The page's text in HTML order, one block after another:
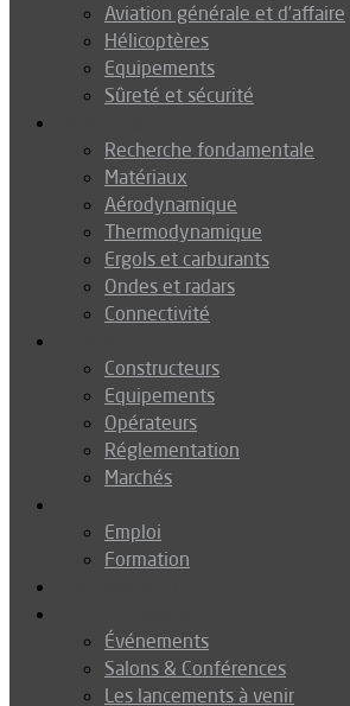
Aviation générale et d’affaire
Hélicoptères
Equipements
Sûreté et sécurité
Recherche fondamentale
Matériaux
Aérodynamique
Thermodynamique
Ergols et carburants
Ondes et radars
Connectivité
Constructeurs
Equipements
Opérateurs
Réglementation
Marchés
Emploi
Formation
Événements
Salons & Conférences
Les lancements à venir